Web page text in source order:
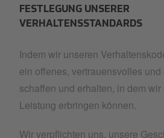
FESTLEGUNG UNSERER
VERHALTENSSTANDARDS
Indem wir unseren
ein offenes, vertrauensvolles
schaffen und erhalten, in dem
Leistung erbringen können.
Wir verpflichten uns, unsere